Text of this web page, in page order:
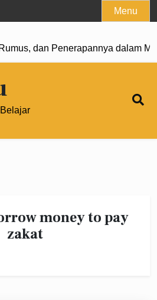
Menu
dan Penerapannya dalam
money to pay
zakat